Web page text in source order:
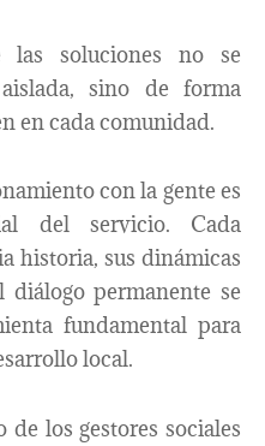
las soluciones no se
sino de forma
en cada comunidad.
con la gente es
del servicio. Cada
historia, sus dinámicas
permanente se
fundamental para
local.
de los gestores sociales